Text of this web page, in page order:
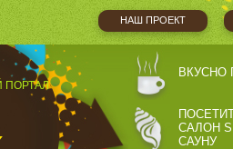
НАШ ПРОЕКТ
ПОРТАЛ
ВКУСНО
САЛОН
САУНУ